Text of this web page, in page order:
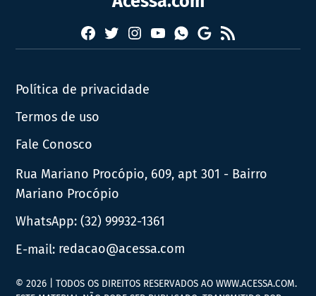
Facebook
TwitterInstagram
YouTubeWhatsapp
Google
News
RSS
Política de privacidade
Termos de uso
Fale Conosco
Rua Mariano Procópio, 609, apt 301 - Bairro
Mariano Procópio
WhatsApp:(32) 99932-1361
E-mail: redacao@acessa.com
© 2026 | TODOS OS DIREITOS RESERVADOS AO WWW.ACESSA.COM.